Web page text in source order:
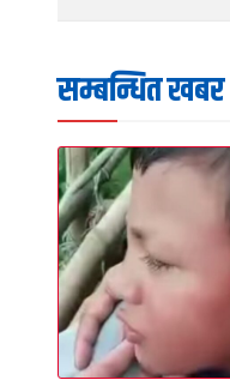
सम्बन्धित खबर